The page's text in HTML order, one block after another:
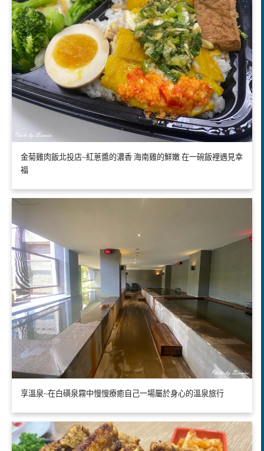
金菊雞肉飯北投店~紅蔥醬的濃香 海南雞的鮮嫩 在一碗飯裡遇見幸
福
享溫泉~在白磺泉霧中慢慢療癒自己一場屬於身心的溫泉旅行